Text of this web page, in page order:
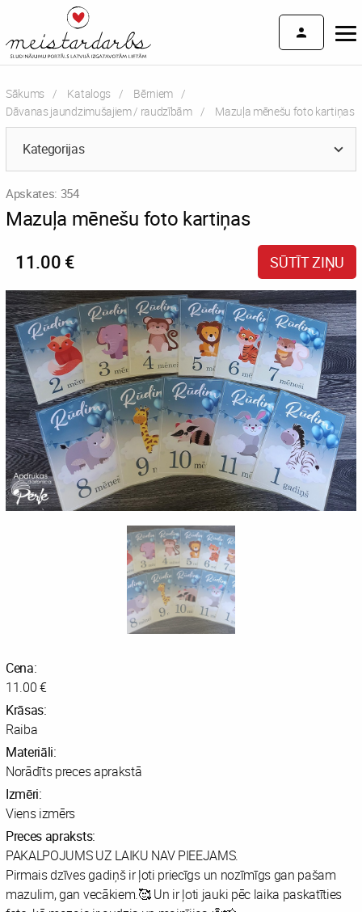
Sākums Katalogs
Bērniem
Dāvanas jaundzimušajiem / raudzībām
Current:
Mazuļa mēnešu foto kartiņas
Kategorijas
Apskates: 354
Mazuļa mēnešu foto kartiņas
11.00 € SŪTĪT ZIŅU
Cena:
11.00 €
Krāsas:
Raiba
Materiāli:
Norādīts preces aprakstā
Izmēri:
Viens izmērs
Preces apraksts:
PAKALPOJUMS UZ LAIKU NAV PIEEJAMS.
Pirmais dzīves gadiņš ir ļoti priecīgs un nozīmīgs gan pašam
mazulim, gan vecākiem.🥰 Un ir ļoti jauki pēc laika paskatīties